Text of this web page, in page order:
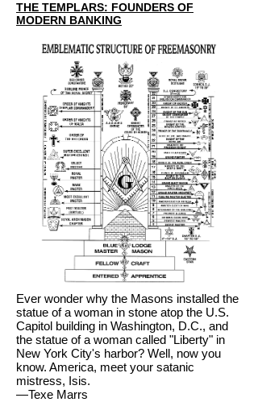
THE TEMPLARS: FOUNDERS OF
MODERN BANKING
Ever wonder why the Masons installed the
statue of a woman in stone atop the U.S.
Capitol building in Washington, D.C., and
the statue of a woman called "Liberty" in
New York City's harbor? Well, now you
know. America, meet your satanic
mistress, Isis.
—Texe Marrs